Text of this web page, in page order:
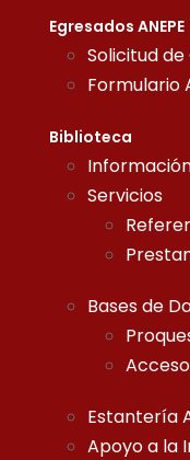
Egresados ANEPE
Solicitud
Formulario
Biblioteca
Servicios
Bases de
Estantería
Apoyo a la